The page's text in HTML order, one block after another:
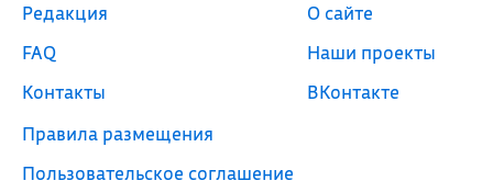
Редакция
FAQ
Контакты
Правила размещения
Пользовательское соглашение
О сайте
Наши проекты
ВКонтакте